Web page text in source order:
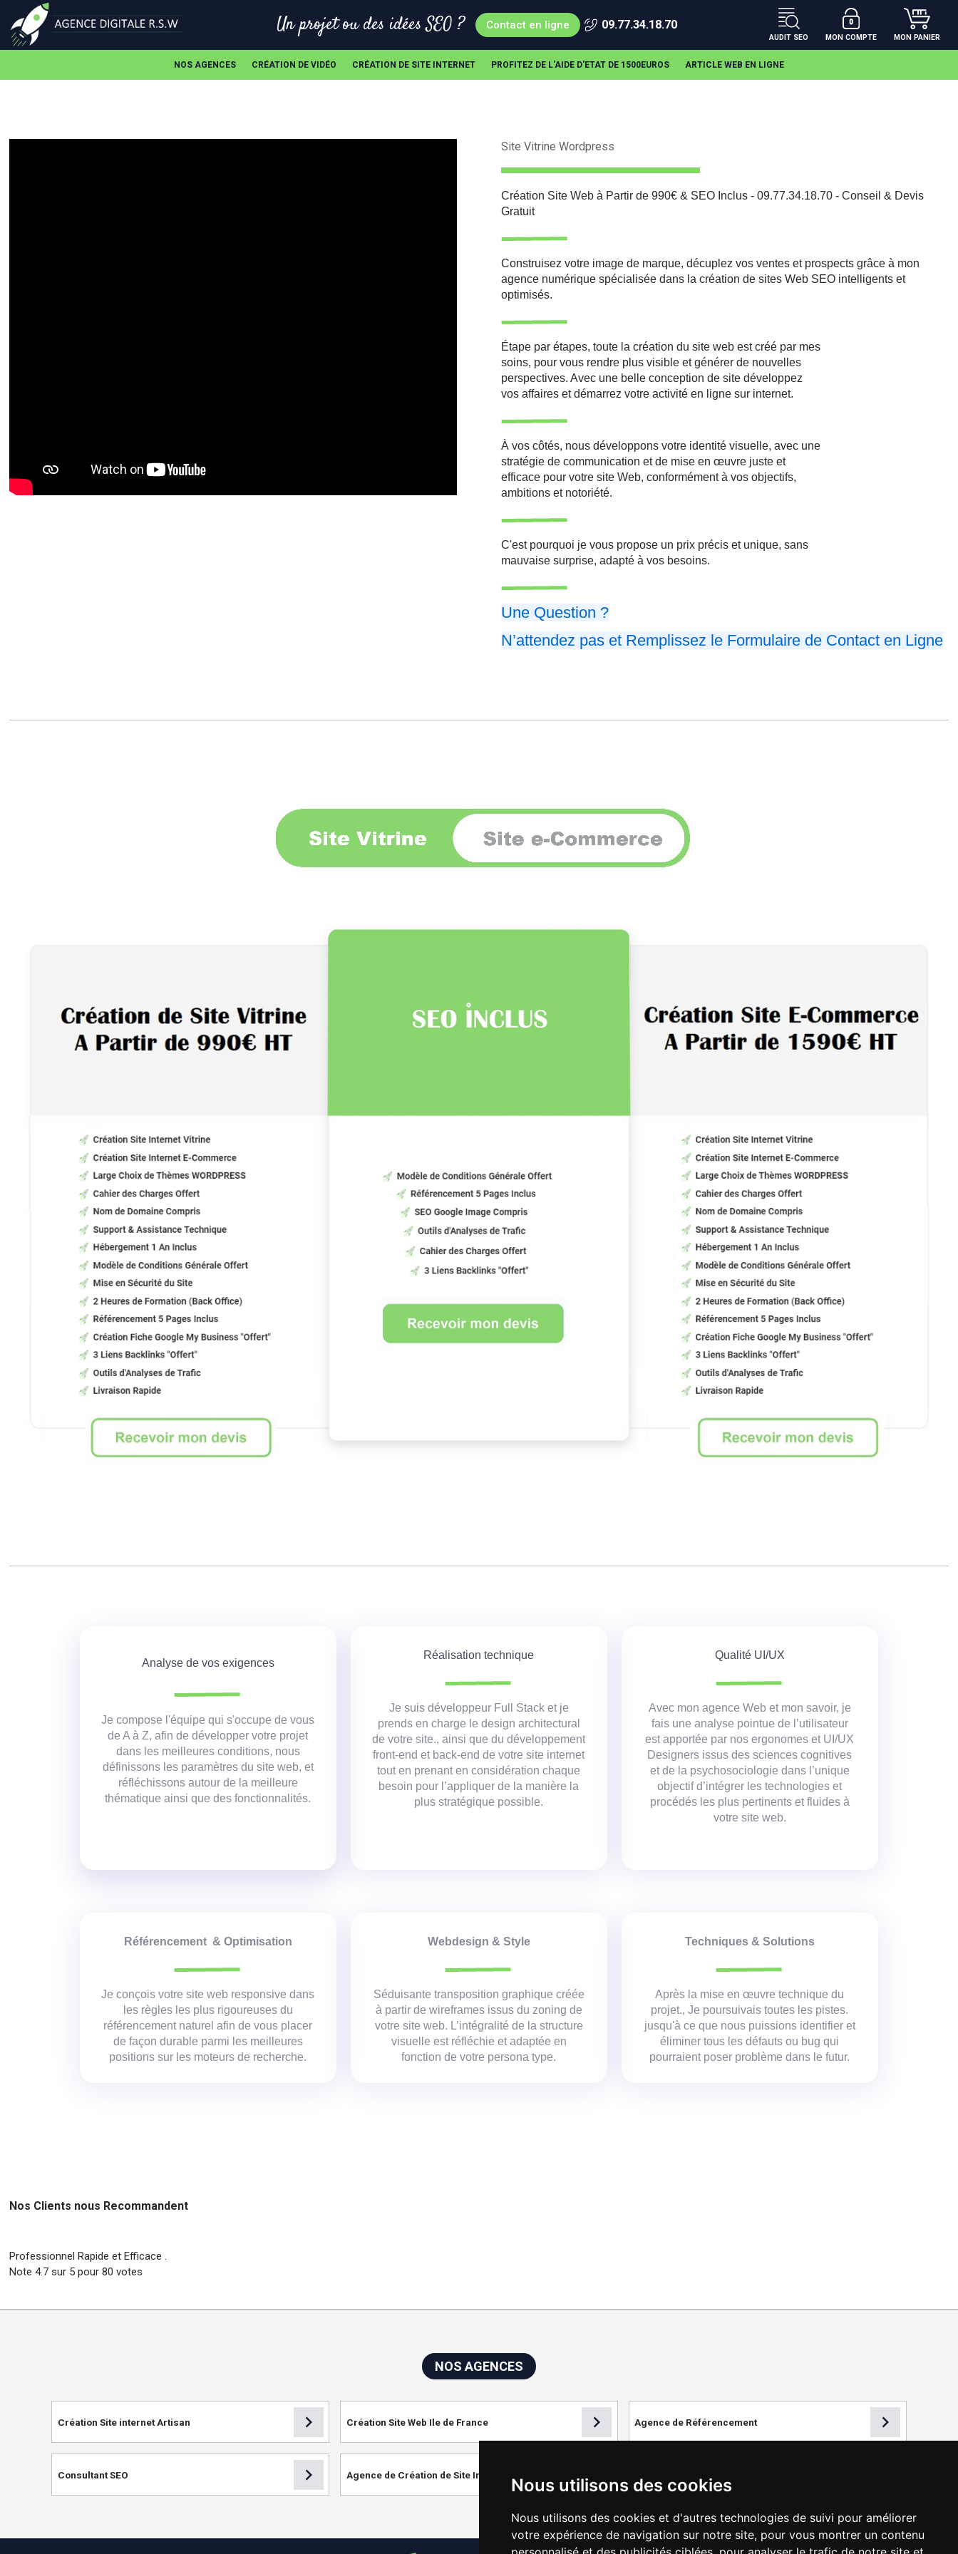
Nous utilisons des cookies
Nous utilisons des cookies et d'autres technologies de suivi pour améliorer
votre expérience de navigation sur notre site, pour vous montrer un contenu
Un projet ou des idées SEO ? Contact en ligne 09.77.34.18.70
AUDIT SEO MON COMPTE MON PANIER
NOS AGENCES CRÉATION DE VIDÉO CRÉATION DE SITE INTERNET PROFITEZ DE L'AIDE D'ETAT DE 1500EUROS ARTICLE WEB EN LIGNE
Site Vitrine Wordpress
Création Site Web à Partir de 990€ & SEO Inclus - 09.77.34.18.70 - Conseil & Devis
Gratuit
Construisez votre image de marque, décuplez vos ventes et prospects grâce à mon
agence numérique spécialisée dans la création de sites Web SEO intelligents et
optimisés.
Étape par étapes, toute la création du site web est créé par mes
soins, pour vous rendre plus visible et générer de nouvelles
perspectives. Avec une belle conception de site développez
vos affaires et démarrez votre activité en ligne sur internet.
À vos côtés, nous développons votre identité visuelle, avec une
stratégie de communication et de mise en œuvre juste et
efficace pour votre site Web, conformément à vos objectifs,
ambitions et notoriété.
C'est pourquoi je vous propose un prix précis et unique, sans
mauvaise surprise, adapté à vos besoins.
Une Question ?
N’attendez pas et Remplissez le Formulaire de Contact en Ligne
Analyse de vos exigences
Je compose l'équipe qui s'occupe de vous
de A à Z, afin de développer votre projet
dans les meilleures conditions, nous
définissons les paramètres du site web, et
réfléchissons autour de la meilleure
thématique ainsi que des fonctionnalités.
Réalisation technique
Je suis développeur Full Stack et je
prends en charge le design architectural
de votre site., ainsi que du développement
front-end et back-end de votre site internet
tout en prenant en considération chaque
besoin pour l’appliquer de la manière la
plus stratégique possible.
Qualité UI/UX
Avec mon agence Web et mon savoir, je
fais une analyse pointue de l’utilisateur
est apportée par nos ergonomes et UI/UX
Designers issus des sciences cognitives
et de la psychosociologie dans l’unique
objectif d’intégrer les technologies et
procédés les plus pertinents et fluides à
votre site web.
Référencement & Optimisation
Je conçois votre site web responsive dans
les règles les plus rigoureuses du
référencement naturel afin de vous placer
de façon durable parmi les meilleures
positions sur les moteurs de recherche.
Webdesign & Style
Séduisante transposition graphique créée
à partir de wireframes issus du zoning de
votre site web. L’intégralité de la structure
visuelle est réfléchie et adaptée en
fonction de votre persona type.
Techniques & Solutions
Après la mise en œuvre technique du
projet.,Je poursuivais toutes les pistes.
jusqu'à ce que nous puissions identifier et
éliminer tous les défauts ou bug qui
pourraient poser problème dans le futur.
Nos Clients nous Recommandent
Professionnel Rapide et Efficace .
Note4.7 sur 5 pour80 votes
NOS AGENCES
Création Site internet Artisan chevron_right Création Site Web Ile de France chevron_right Agence de Référencement chevron_right
Consultant SEO chevron_right Agence de Création de Site Internet chevron_right